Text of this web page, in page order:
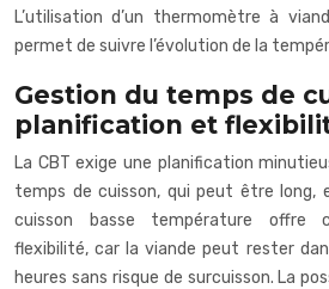
L’utilisation d’un thermomètre à
permet de suivre l’évolution de la
Gestion du temps de
planification et
La CBT exige une planification
temps de cuisson, qui peut être long,
cuisson basse température offre
flexibilité, car la viande peut rester
heures sans risque de surcuisson. La